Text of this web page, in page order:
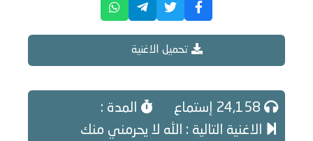
تحميل الاغنية
المدة :
الاغنية التالية : الله لا يحرمني منك